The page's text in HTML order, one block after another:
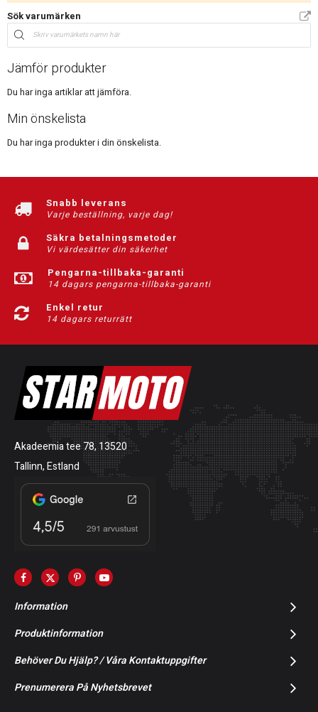
Sök varumärken
Jämför produkter
Du har inga artiklar att jämföra.
Min önskelista
Du har inga produkter i din önskelista.
Snabb leverans
Varje beställning, varje dag!
Säkra betalningsmetoder
Vi värdesätter din säkerhet
Pengarna-tillbaka-garanti
14 dagars pengarna-tillbaka-garanti
Enkel retur
14 dagars returrätt
Akadeemia tee 78, 13520
Tallinn, Estland
Information
Produktinformation
Behöver Du Hjälp? / Våra Kontaktuppgifter
Prenumerera På Nyhetsbrevet